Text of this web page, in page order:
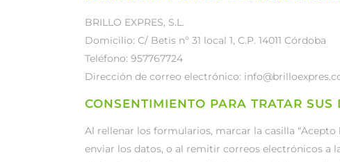
BRILLO EXPRES, S.L.
Domicilio: C/ Betis nº 31 local 1, C.P. 14011 Córdoba
Teléfono: 957767724
Dirección de correo electrónico:
CONSENTIMIENTO PARA TRATAR SUS
Al rellenar los formularios, marcar la casilla
enviar los datos, o al remitir correos electrónicos a